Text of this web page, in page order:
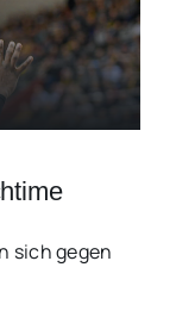
sich gegen